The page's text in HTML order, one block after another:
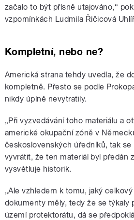
začalo to být přísně utajováno,“
vzpomínkách Ludmila Řičicová
Kompletní, nebo ne?
Americká strana tehdy uvedla, že
kompletně. Přesto se podle
nikdy úplně nevytratily.
„Při vyzvedávání toho materiálu a
americké okupační zóně v
československých úředníků, tak
vyvrátit, že ten materiál byl předán
vysvětluje historik.
„Ale vzhledem k tomu, jaký
dokumenty měly, tedy že se týkaly
území protektorátu, dá se